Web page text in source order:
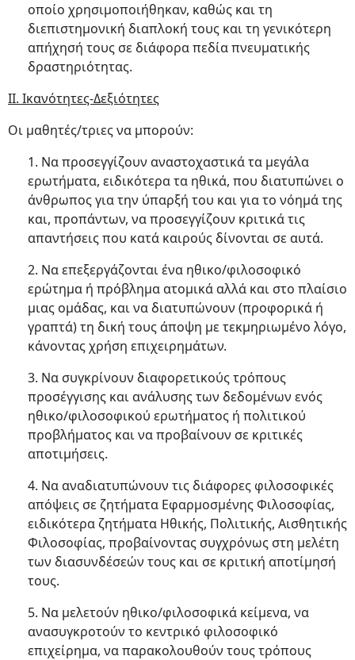
οποίο χρησιμοποιήθηκαν, καθώς και τη
διεπιστημονική διαπλοκή τους και τη γενικότερη
απήχησή τους σε διάφορα πεδία πνευματικής
δραστηριότητας.
ΙΙ. Ικανότητες-Δεξιότητες
Οι μαθητές/τριες να μπορούν:
1. Να προσεγγίζουν αναστοχαστικά τα μεγάλα
ερωτήματα, ειδικότερα τα ηθικά, που διατυπώνει ο
άνθρωπος για την ύπαρξή του και για το νόημά της
και, προπάντων, να προσεγγίζουν κριτικά τις
απαντήσεις που κατά καιρούς δίνονται σε αυτά.
2. Να επεξεργάζονται ένα ηθικο/φιλοσοφικό
ερώτημα ή πρόβλημα ατομικά αλλά και στο πλαίσιο
μιας ομάδας, και να διατυπώνουν (προφορικά ή
γραπτά) τη δική τους άποψη με τεκμηριωμένο λόγο,
κάνοντας χρήση επιχειρημάτων.
3. Να συγκρίνουν διαφορετικούς τρόπους
προσέγγισης και ανάλυσης των δεδομένων ενός
ηθικο/φιλοσοφικού ερωτήματος ή πολιτικού
προβλήματος και να προβαίνουν σε κριτικές
αποτιμήσεις.
4. Να αναδιατυπώνουν τις διάφορες φιλοσοφικές
απόψεις σε ζητήματα Εφαρμοσμένης Φιλοσοφίας,
ειδικότερα ζητήματα Ηθικής, Πολιτικής, Αισθητικής
Φιλοσοφίας, προβαίνοντας συγχρόνως στη μελέτη
των διασυνδέσεών τους και σε κριτική αποτίμησή
τους.
5. Να μελετούν ηθικο/φιλοσοφικά κείμενα, να
ανασυγκροτούν το κεντρικό φιλοσοφικό
επιχείρημα, να παρακολουθούν τους τρόπους